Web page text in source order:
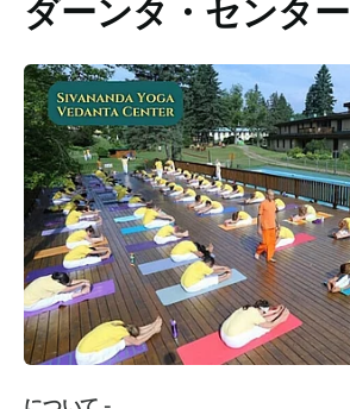
ダーンタ・センター